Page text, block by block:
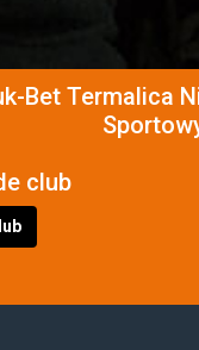
Bet Termalica
club